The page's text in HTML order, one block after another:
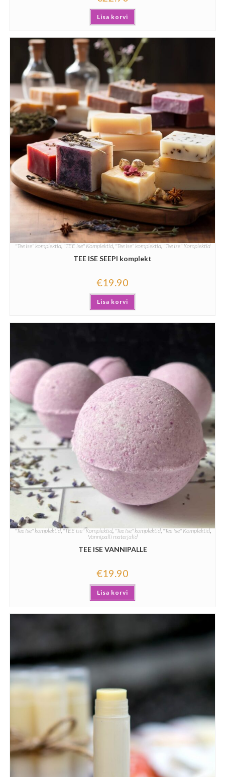
Lisa korvi
"Tee Ise" komplektid, "TEE ise" Komplektid, "Tee Ise" komplektid, "Tee Ise" Komplektid
TEE ISE SEEPI komplekt
€19.90
Lisa korvi
"Tee Ise" komplektid,"TEE ise" Komplektid,"Tee Ise" komplektid,"Tee Ise" Komplektid,
Vannipalli materjalid
TEE ISE VANNIPALLE
€19.90
Lisa korvi